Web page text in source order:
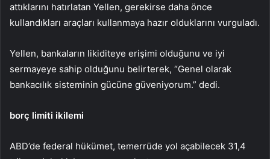
attıklarını hatırlatan Yellen, gerekirse daha önce
kullandıkları araçları kullanmaya hazır olduklarını vurguladı.
Yellen, bankaların likiditeye erişimi olduğunu ve iyi
sermayeye sahip olduğunu belirterek, “Genel olarak
bankacılık sisteminin gücüne güveniyorum.” dedi.
borç limiti ikilemi
ABD’de federal hükümet, temerrüde yol açabilecek 31,4